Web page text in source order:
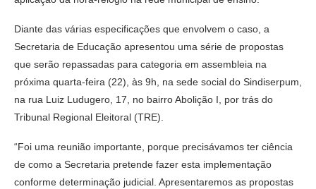
Diante das várias especificações que envolvem o caso, a
Secretaria de Educação apresentou uma série de propostas
que serão repassadas para categoria em assembleia na
próxima quarta-feira (22), às 9h, na sede social do Sindiserpum,
na rua Luiz Ludugero, 17, no bairro Abolição I, por trás do
Tribunal Regional Eleitoral (TRE).
“Foi uma reunião importante, porque precisávamos ter ciência
de como a Secretaria pretende fazer esta implementação
conforme determinação judicial. Apresentaremos as propostas